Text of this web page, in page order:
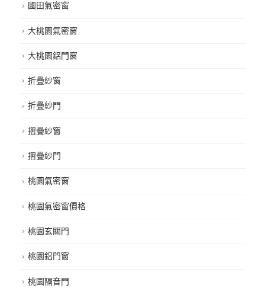
國田氣密窗
大桃園氣密窗
大桃園鋁門窗
折疊紗窗
折疊紗門
摺疊紗窗
摺疊紗門
桃園氣密窗
桃園氣密窗價格
桃園玄關門
桃園鋁門窗
桃園隔音門